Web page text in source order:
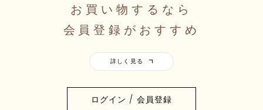
お買い物するなら
会員登録がおすすめ
ログイン / 会員登録